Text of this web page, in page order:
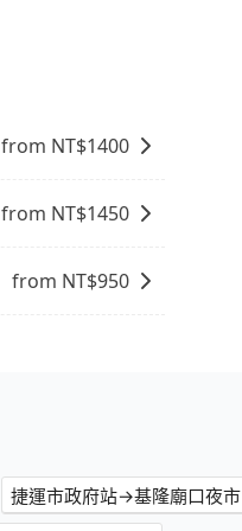
from NT$1400
from NT$1450
from NT$950
捷運市政府站→基隆廟口夜市